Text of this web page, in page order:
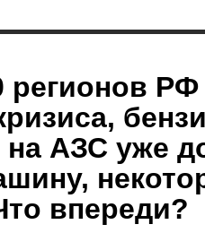
регионов
на АЗС уже
впереди?